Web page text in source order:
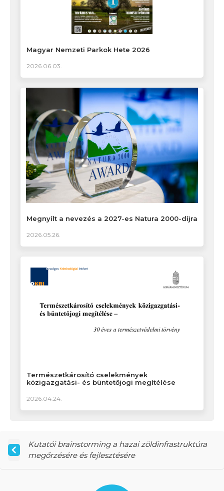
Magyar Nemzeti Parkok Hete 2026
2026.06.03.
Megnyílt a nevezés a 2027-es Natura 2000-díjra
2026.05.26.
Természetkárosító cselekmények
közigazgatási- és büntetőjogi megítélése
2026.04.24.
Kutatói brainstorming a hazai zöldinfrastruktúra
megőrzésére és fejlesztésére